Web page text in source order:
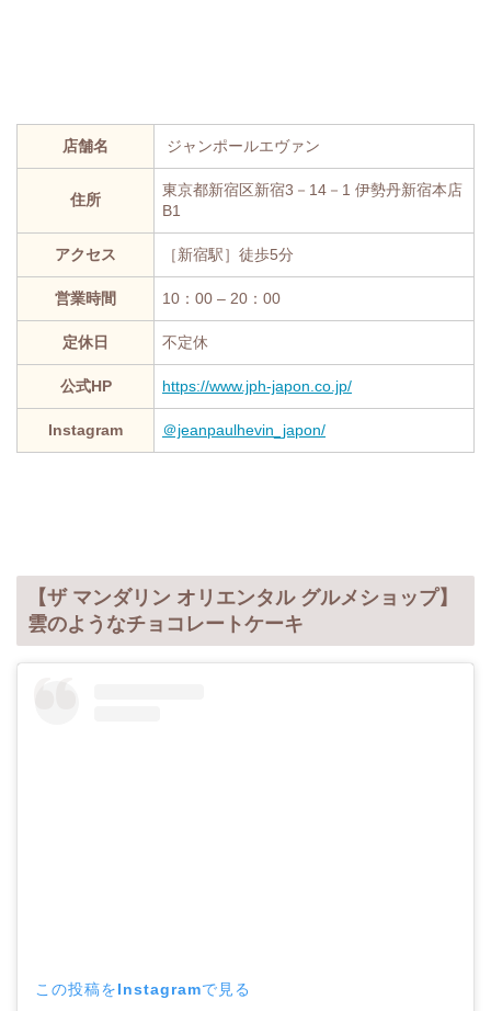
店舗名 ジャンポールエヴァン
住所
東京都新宿区新宿3－14－1 伊勢丹新宿本店
B1
アクセス ［新宿駅］徒歩5分
営業時間 10：00 – 20：00
定休日 不定休
公式HP https://www.jph-japon.co.jp/
Instagram ＠jeanpaulhevin_japon/
【ザ マンダリン オリエンタル グルメショップ】
雲のようなチョコレートケーキ
この投稿をInstagramで見る